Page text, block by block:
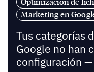
Marketing en
Tus categorías
Google no han
configuración